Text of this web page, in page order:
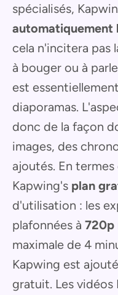
spécialisés,
automatiquement
cela n'incitera pas
à bouger ou à
est
diaporamas.
donc de la façon
images, des
ajoutés. En
Kapwing's plan
d'utilisation : les
plafonnées à 720p
maximale de 4
Kapwing est
gratuit. Les vidéos